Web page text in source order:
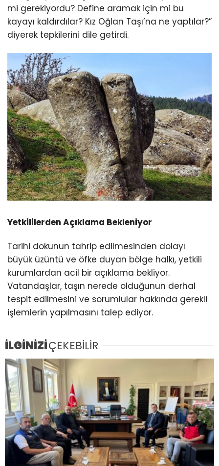
mi gerekiyordu? Define aramak için mi bu
kayayı kaldırdılar? Kız Oğlan Taşı’na ne yaptılar?”
diyerek tepkilerini dile getirdi.
Yetkililerden Açıklama Bekleniyor
Tarihi dokunun tahrip edilmesinden dolayı
büyük üzüntü ve öfke duyan bölge halkı, yetkili
kurumlardan acil bir açıklama bekliyor.
Vatandaşlar, taşın nerede olduğunun derhal
tespit edilmesini ve sorumlular hakkında gerekli
işlemlerin yapılmasını talep ediyor.
İLGİNİZİÇEKEBİLİR